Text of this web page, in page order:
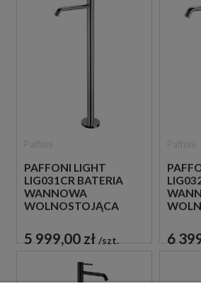
PAFFONI LIGHT
LIG031CR BATERIA
WANNOWA
WOLNOSTOJĄCA
5 999,00 zł szt. 6